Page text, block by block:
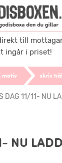
till
ingår i priset!
motiv skriv
DAG 11/11- NU
NU